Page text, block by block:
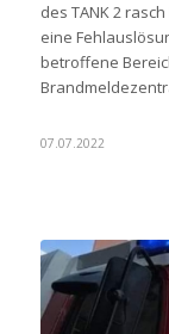
des TANK 2
eine
betroffene
07.07.2022